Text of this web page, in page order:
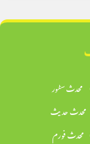
محدث سٹور
محدث حدیث
محدث فورم